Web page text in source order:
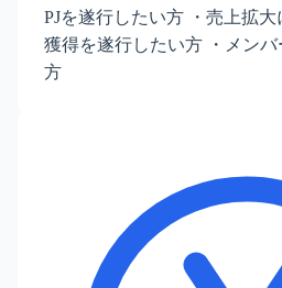
PJを遂行したい方 ・売上拡大
獲得を遂行したい方 ・メン
方